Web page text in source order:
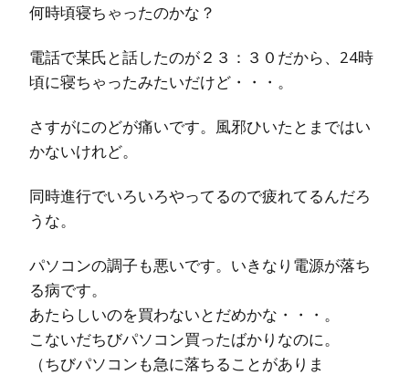
何時頃寝ちゃったのかな？
電話で某氏と話したのが２３：３０だから、24時
頃に寝ちゃったみたいだけど・・・。
さすがにのどが痛いです。風邪ひいたとまではい
かないけれど。
同時進行でいろいろやってるので疲れてるんだろ
うな。
パソコンの調子も悪いです。いきなり電源が落ち
る病です。
あたらしいのを買わないとだめかな・・・。
こないだちびパソコン買ったばかりなのに。
（ちびパソコンも急に落ちることがありま